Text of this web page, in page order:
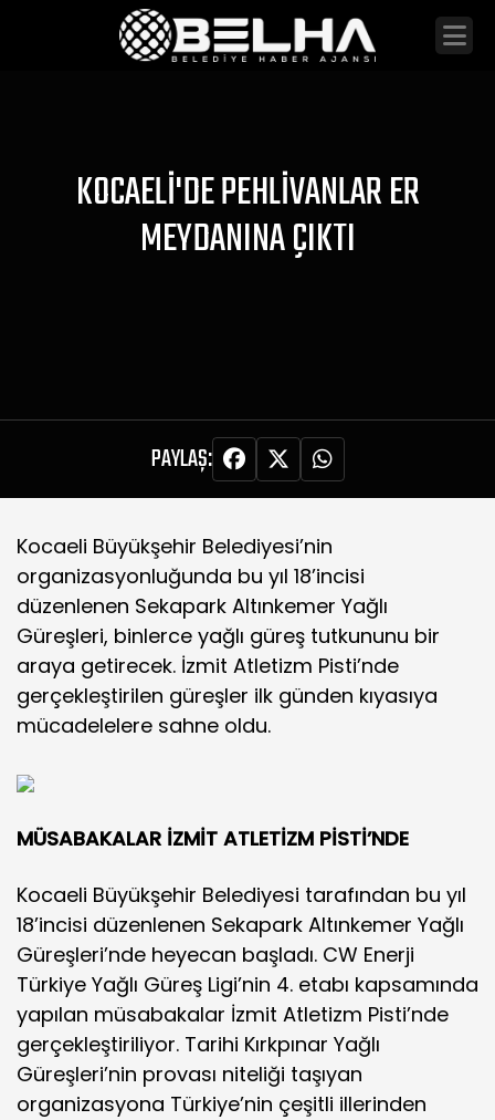
KOCAELI'DE PEHLIVANLAR ER
MEYDANINA ÇIKTI
PAYLAŞ:
Kocaeli Büyükşehir Belediyesi’nin
organizasyonluğunda bu yıl 18’incisi
düzenlenen Sekapark Altınkemer Yağlı
Güreşleri, binlerce yağlı güreş tutkununu bir
araya getirecek. İzmit Atletizm Pisti’nde
gerçekleştirilen güreşler ilk günden kıyasıya
mücadelelere sahne oldu.
MÜSABAKALAR İZMİT ATLETİZM PİSTİ’NDE
Kocaeli Büyükşehir Belediyesi tarafından bu yıl
18’incisi düzenlenen Sekapark Altınkemer Yağlı
Güreşleri’nde heyecan başladı. CW Enerji
Türkiye Yağlı Güreş Ligi’nin 4. etabı kapsamında
yapılan müsabakalar İzmit Atletizm Pisti’nde
gerçekleştiriliyor. Tarihi Kırkpınar Yağlı
Güreşleri’nin provası niteliği taşıyan
organizasyona Türkiye’nin çeşitli illerinden